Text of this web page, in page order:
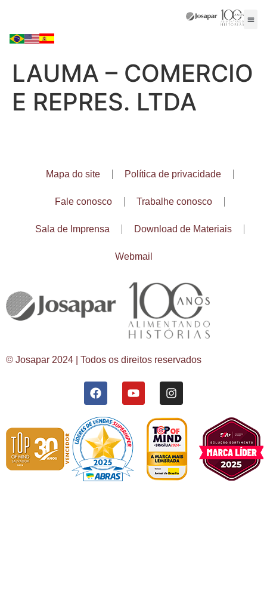
LAUMA – COMERCIO
E REPRES. LTDA
Mapa do site Política de privacidade
Fale conosco Trabalhe conosco
Sala de Imprensa Download de Materiais
Webmail
© Josapar 2024 | Todos os direitos reservados